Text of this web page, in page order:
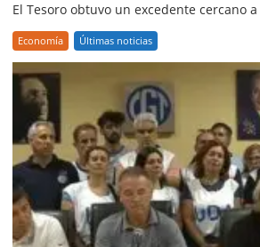
El Tesoro obtuvo un excedente cercano a
Economía Últimas noticias